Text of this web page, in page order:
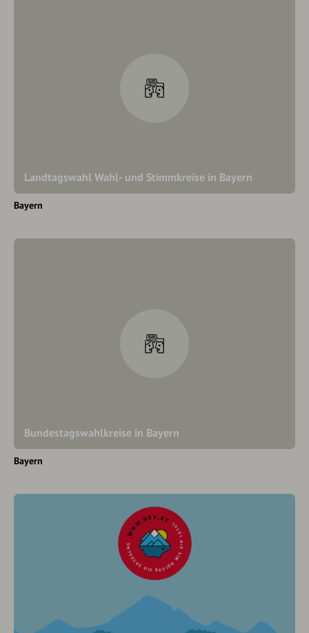
Landtagswahl Wahl- und Stimmkreise in Bayern
Bayern
Bundestagswahlkreise in Bayern
Bayern